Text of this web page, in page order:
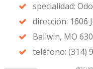
specialidad:
dirección: 1606
Ballwin, MO
teléfono: (314)